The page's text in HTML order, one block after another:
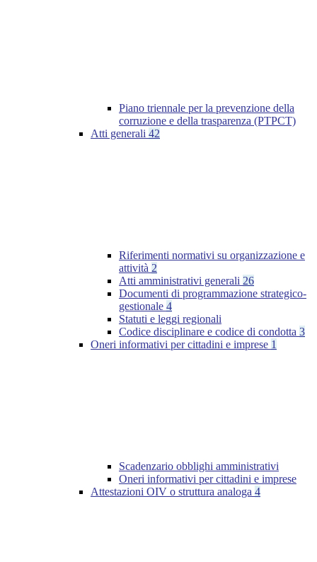
Piano triennale per la prevenzione della
corruzione e della trasparenza (PTPCT)
Atti generali 42
Riferimenti normativi su organizzazione e
attività 2
Atti amministrativi generali 26
Documenti di programmazione strategico-
gestionale 4
Statuti e leggi regionali
Codice disciplinare e codice di condotta 3
Oneri informativi per cittadini e imprese 1
Scadenzario obblighi amministrativi
Oneri informativi per cittadini e imprese
Attestazioni OIV o struttura analoga 4